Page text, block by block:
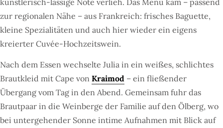
zur regionalen Nähe – aus Frankreich: frisches Baguette,
kleine Spezialitäten und auch hier wieder ein eigens
kreierter Cuvée-Hochzeitswein.
Nach dem Essen wechselte Julia in ein weißes, schlichtes
Brautkleid mit Cape von Kraimod – ein fließender
Übergang vom Tag in den Abend. Gemeinsam fuhr das
Brautpaar in die Weinberge der Familie auf den Ölberg, wo
bei untergehender Sonne intime Aufnahmen mit Blick auf